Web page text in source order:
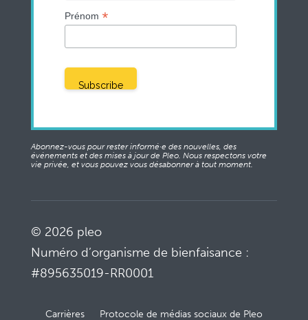
Prénom *
Abonnez-vous pour rester informé·e des nouvelles, des
événements et des mises à jour de Pleo. Nous respectons votre
vie privée, et vous pouvez vous désabonner à tout moment.
© 2026 pleo
Numéro d’organisme de bienfaisance :
#895635019-RR0001
Carrières Protocole de médias sociaux de Pleo